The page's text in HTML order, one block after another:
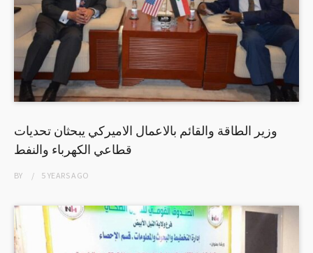
وزير الطاقة والقائم بالاعمال الاميركي يبحثان تحديات
قطاعي الكهرباء والنفط
BY 5 YEARSAGO